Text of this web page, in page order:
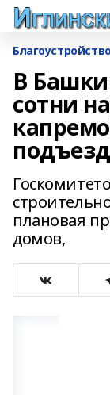
Благоустройство
В
сотни
плановая
домов,